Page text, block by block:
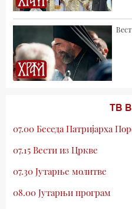
ТВ
07.00 Беседа Патријарха
07.15 Вести из Цркве
07.30 Јутарње молитве
08.00 Јутарњи програм